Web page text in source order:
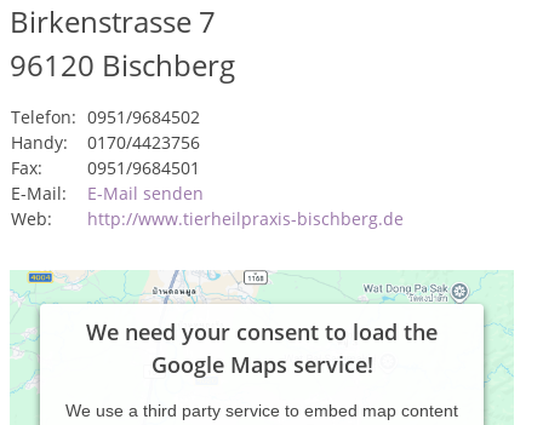
Birkenstrasse 7
96120 Bischberg
Telefon: 0951/9684502
Handy:
0170/4423756
Fax:
0951/9684501
E-Mail:
E-Mail senden
Web:
http://www.tierheilpraxis-bischberg.de
We need your consent to load the
Google Maps service!
We use a third party service to embed map content